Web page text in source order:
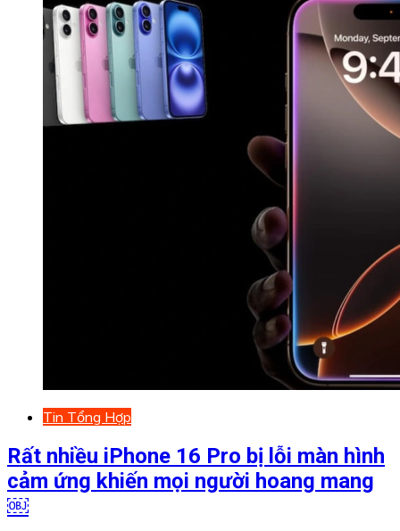
Tin Tổng Hợp
Rất nhiều iPhone 16 Pro bị lỗi màn hình
cảm ứng khiến mọi người hoang mang
￼